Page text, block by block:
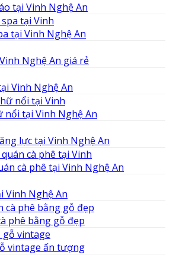
tại Vinh Nghệ An
tại Vinh Nghệ An
Nghệ An giá rẻ
Vinh Nghệ An
nổi tại Vinh Nghệ An
lực tại Vinh Nghệ An
cà phê tại Vinh Nghệ An
Vinh Nghệ An
phê bằng gỗ đẹp
vintage ấn tượng